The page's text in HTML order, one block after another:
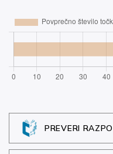
PREVERI